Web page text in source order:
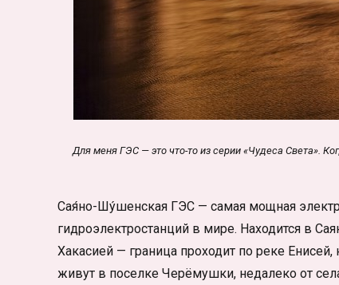
Для меня ГЭС — это что-то из серии «Чудеса Света».
Сая́но-Шу́шенская ГЭС — самая мощная
гидроэлектростанций в мире. Находится в
Хакасией — граница проходит по реке
живут в поселке Черёмушки, недалеко от